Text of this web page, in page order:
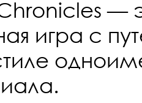
—
игра с